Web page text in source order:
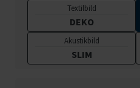
Textilbild
DEKO
Akustikbild
SLIM